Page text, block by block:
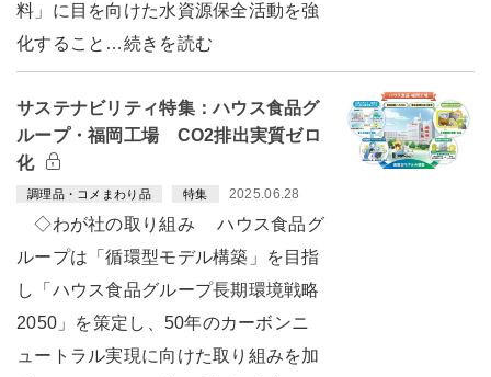
料」に目を向けた水資源保全活動を強
化すること…続きを読む
サステナビリティ特集：ハウス食品グ
ループ・福岡工場 CO2排出実質ゼロ
化
調理品・コメまわり品 特集 2025.06.28
◇わが社の取り組み ハウス食品グ
ループは「循環型モデル構築」を目指
し「ハウス食品グループ長期環境戦略
2050」を策定し、50年のカーボンニ
ュートラル実現に向けた取り組みを加